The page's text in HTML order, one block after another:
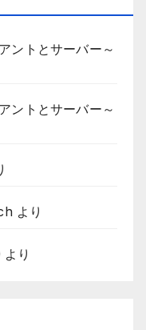
ントとサーバー～
ントとサーバー～
より
より